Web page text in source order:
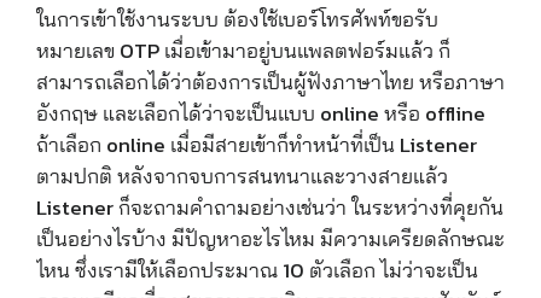
ในการเข้าใช้งานระบบ ต้องใช้เบอร์โทรศัพท์ขอรับ
หมายเลข OTP เมื่อเข้ามาอยู่บนแพลตฟอร์มแล้ว ก็
สามารถเลือกได้ว่าต้องการเป็นผู้ฟังภาษาไทย หรือภาษา
อังกฤษ และเลือกได้ว่าจะเป็นแบบ online หรือ offline
ถ้าเลือก online เมื่อมีสายเข้าก็ทำหน้าที่เป็น Listener
ตามปกติ หลังจากจบการสนทนาและวางสายแล้ว
Listener ก็จะถามคำถามอย่างเช่นว่า ในระหว่างที่คุยกัน
เป็นอย่างไรบ้าง มีปัญหาอะไรไหม มีความเครียดลักษณะ
ไหน ซึ่งเรามีให้เลือกประมาณ 10 ตัวเลือก ไม่ว่าจะเป็น